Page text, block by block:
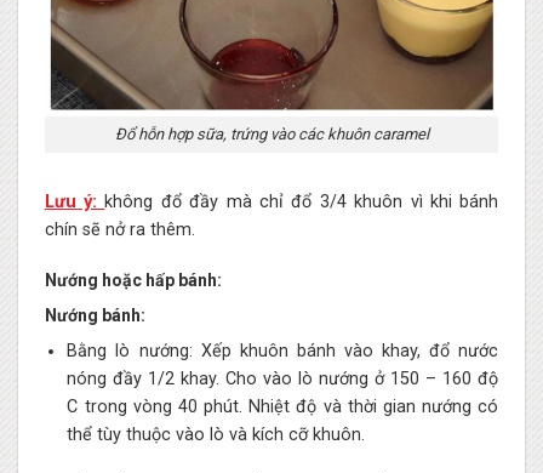
Đổ hỗn hợp sữa, trứng vào các khuôn caramel
Lưu ý: không đổ đầy mà chỉ đổ 3/4 khuôn vì khi bánh
chín sẽ nở ra thêm.
Nướng hoặc hấp bánh:
Nướng bánh:
Bằng lò nướng: Xếp khuôn bánh vào khay, đổ nước
nóng đầy 1/2 khay. Cho vào lò nướng ở 150 – 160 độ
C trong vòng 40 phút. Nhiệt độ và thời gian nướng có
thể tùy thuộc vào lò và kích cỡ khuôn.